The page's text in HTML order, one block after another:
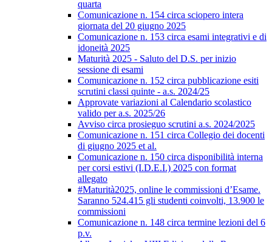
quarta
Comunicazione n. 154 circa sciopero intera
giornata del 20 giugno 2025
Comunicazione n. 153 circa esami integrativi e di
idoneità 2025
Maturità 2025 - Saluto del D.S. per inizio
sessione di esami
Comunicazione n. 152 circa pubblicazione esiti
scrutini classi quinte - a.s. 2024/25
Approvate variazioni al Calendario scolastico
valido per a.s. 2025/26
Avviso circa prosieguo scrutini a.s. 2024/2025
Comunicazione n. 151 circa Collegio dei docenti
di giugno 2025 et al.
Comunicazione n. 150 circa disponibilità interna
per corsi estivi (I.D.E.I.) 2025 con format
allegato
#Maturità2025, online le commissioni d’Esame.
Saranno 524.415 gli studenti coinvolti, 13.900 le
commissioni
Comunicazione n. 148 circa termine lezioni del 6
p.v.